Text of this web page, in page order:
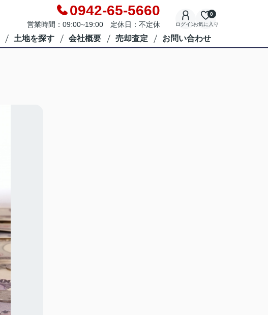
0942-65-5660
営業時間：09:00~19:00 定休日：不定休 ログインお気に入り
0
土地を探す 会社概要 売却査定 お問い合わせ